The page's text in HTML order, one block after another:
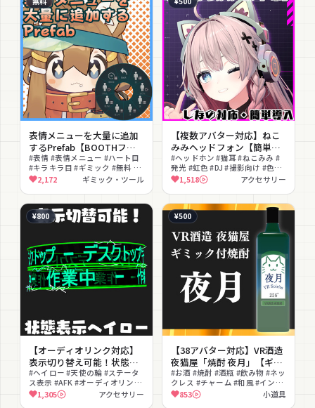
表情メニューを大量に追加
するPrefab【BOOTHフォ
ロワー2000人記念】
#表情 #表情メニュー #ハート目
#キラキラ目 #ギミック #無料 #
シェイプキー #省パラメーター #
記念 #MA対応
2,172 ギミック・ツール
【複数アバター対応】ねこ
みみヘッドフォン【簡単導
入・オーディオリンク対
応】
#ヘッドホン #猫耳 #ねこみみ #
発光 #虹色 #DJ #撮影向け #色変
更可能 #クール #おしゃれ
1,518 アクセサリー
¥800
【オーディオリンク対応】
表示切り替え可能！状態表
示多機能ヘイロー
#ヘイロー #天使の輪 #ステータ
ス表示 #AFK #オーディオリンク
#発光 #色変更可能 #便利アイテ
ム #撮影向け #ゲーミング
1,305 アクセサリー
¥500
【38アバター対応】VR酒造
夜猫屋「焼酎 夜月」【ギミ
ック付き焼酎】
#お酒 #焼酎 #酒瓶 #飲み物 #ネッ
クレス #チャーム #和風 #インタ
ラクション #飲酒 #MA対応
853 小道具